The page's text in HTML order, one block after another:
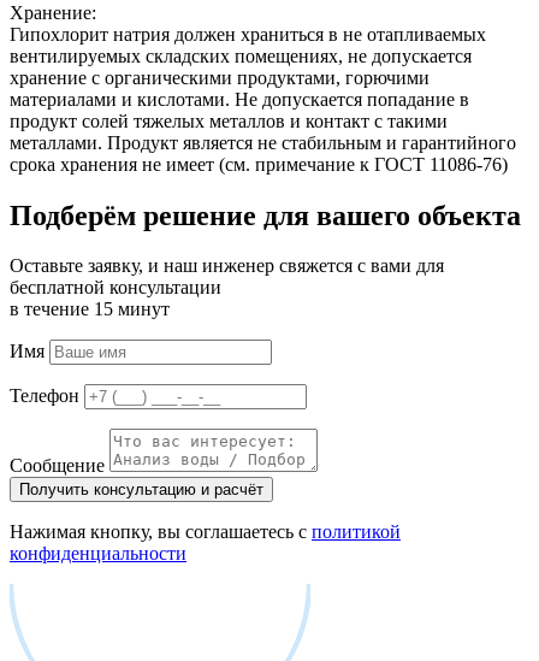
Хранение:
Гипохлорит натрия должен храниться в не отапливаемых
вентилируемых складских помещениях, не допускается
хранение с органическими продуктами, горючими
материалами и кислотами. Не допускается попадание в
продукт солей тяжелых металлов и контакт с такими
металлами. Продукт является не стабильным и гарантийного
срока хранения не имеет (см. примечание к ГОСТ 11086-76)
Подберём решение для вашего объекта
Оставьте заявку, и наш инженер свяжется с вами для
бесплатной консультации
в течение 15 минут
Имя
Телефон
Сообщение
Получить консультацию и расчёт
Нажимая кнопку, вы соглашаетесь с политикой
конфиденциальности